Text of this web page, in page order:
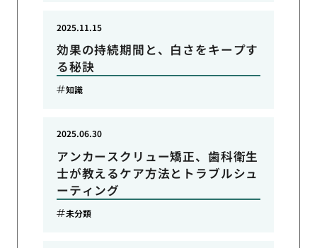
効果の持続期間と、白さをキープす
る秘訣
2025.11.15
知識
アンカースクリュー矯正、歯科衛生
士が教えるケア方法とトラブルシュ
ーティング
2025.06.30
未分類